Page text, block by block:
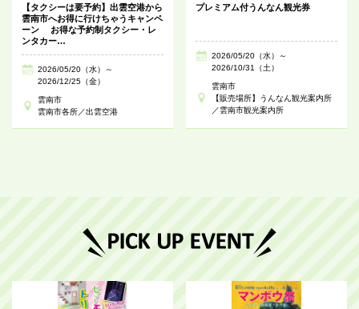
【タクシーは要予約】出雲空港から
雲南市へお得に行けちゃうキャンペ
ーン お得な予約制タクシー・レ
ンタカー…
2026/05/20（水）～
2026/12/25（金）
雲南市
雲南市各所／出雲空港
プレミアム付うんなん観光券
2026/05/20（水）～
2026/10/31（土）
雲南市
【販売場所】うんなん観光案内所
／雲南市観光案内所